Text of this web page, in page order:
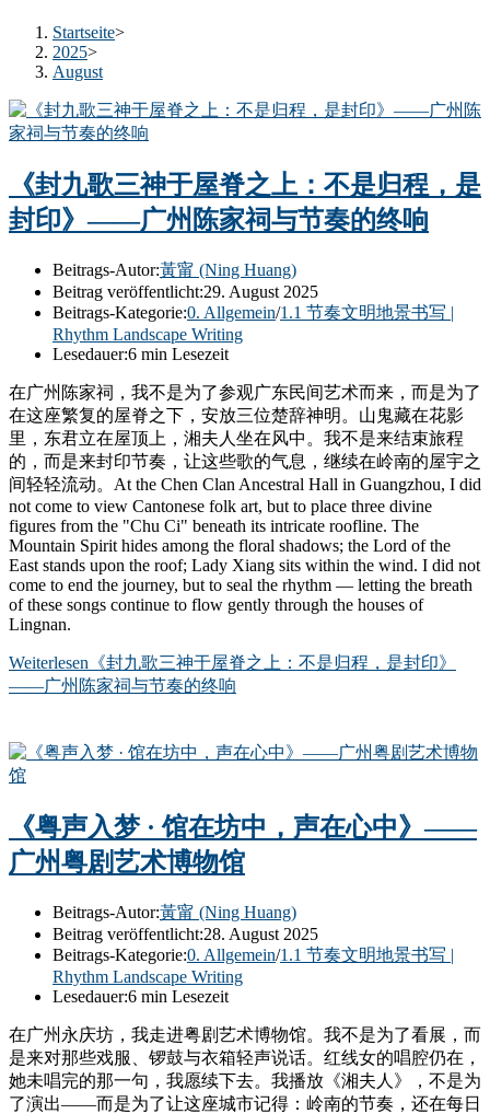
Startseite>
2025>
August
《封九歌三神于屋脊之上：不是归程，是
封印》——广州陈家祠与节奏的终响
Beitrags-Autor:黃甯 (Ning Huang)
Beitrag veröffentlicht:29. August 2025
Beitrags-Kategorie:0. Allgemein/1.1 节奏文明地景书写 |
Rhythm Landscape Writing
Lesedauer:6 min Lesezeit
在广州陈家祠，我不是为了参观广东民间艺术而来，而是为了
在这座繁复的屋脊之下，安放三位楚辞神明。山鬼藏在花影
里，东君立在屋顶上，湘夫人坐在风中。我不是来结束旅程
的，而是来封印节奏，让这些歌的气息，继续在岭南的屋宇之
间轻轻流动。At the Chen Clan Ancestral Hall in Guangzhou, I did
not come to view Cantonese folk art, but to place three divine
figures from the "Chu Ci" beneath its intricate roofline. The
Mountain Spirit hides among the floral shadows; the Lord of the
East stands upon the roof; Lady Xiang sits within the wind. I did not
come to end the journey, but to seal the rhythm — letting the breath
of these songs continue to flow gently through the houses of
Lingnan.
Weiterlesen 《封九歌三神于屋脊之上：不是归程，是封印》
——广州陈家祠与节奏的终响
《粤声入梦 · 馆在坊中，声在心中》——
广州粤剧艺术博物馆
Beitrags-Autor:黃甯 (Ning Huang)
Beitrag veröffentlicht:28. August 2025
Beitrags-Kategorie:0. Allgemein/1.1 节奏文明地景书写 |
Rhythm Landscape Writing
Lesedauer:6 min Lesezeit
在广州永庆坊，我走进粤剧艺术博物馆。我不是为了看展，而
是来对那些戏服、锣鼓与衣箱轻声说话。红线女的唱腔仍在，
她未唱完的那一句，我愿续下去。我播放《湘夫人》，不是为
了演出——而是为了让这座城市记得：岭南的节奏，还在每日